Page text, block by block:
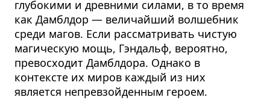
глубокими и древними силами, в то время
как Дамблдор — величайший волшебник
среди магов. Если рассматривать чистую
магическую мощь, Гэндальф, вероятно,
превосходит Дамблдора. Однако в
контексте их миров каждый из них
является непревзойденным героем.